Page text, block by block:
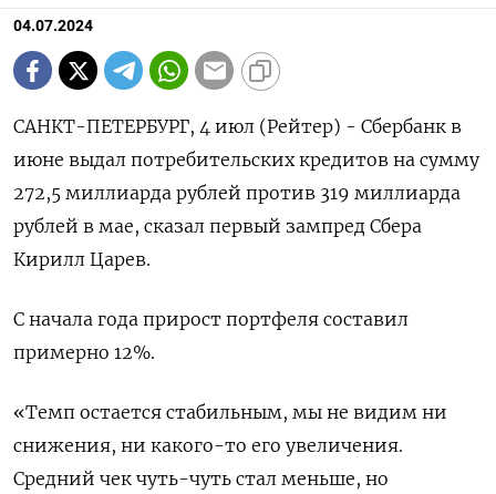
04.07.2024
САНКТ-ПЕТЕРБУРГ, 4 июл (Рейтер) - Сбербанк в
июне выдал потребительских кредитов на сумму
272,5 миллиарда рублей против 319 миллиарда
рублей в мае, сказал первый зампред Сбера
Кирилл Царев.
С начала года прирост портфеля составил
примерно 12%.
«Темп остается стабильным, мы не видим ни
снижения, ни какого-то его увеличения.
Средний чек чуть-чуть стал меньше, но